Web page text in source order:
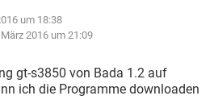
HARDWARE
INSTAGRAM
HARDWARE
IOS
TIKTOK
IOS
um 18:38
2016 um 21:09
gt-s3850 von Bada 1.2 auf
ich die Programme downloaden